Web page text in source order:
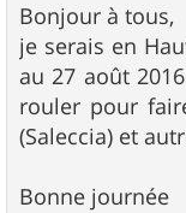
s
s
a
g
e
Bonjour à tous,
je serais en
au 27 août
rouler pour
(Saleccia) et
Bonne journée